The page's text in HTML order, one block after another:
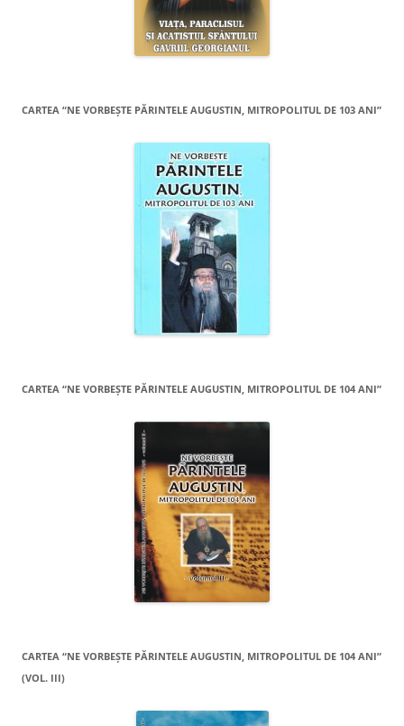
CARTEA “NE VORBEŞTE PĂRINTELE AUGUSTIN, MITROPOLITUL DE 103 ANI”
CARTEA “NE VORBEŞTE PĂRINTELE AUGUSTIN, MITROPOLITUL DE 104 ANI”
CARTEA “NE VORBEŞTE PĂRINTELE AUGUSTIN, MITROPOLITUL DE 104 ANI”
(VOL. III)